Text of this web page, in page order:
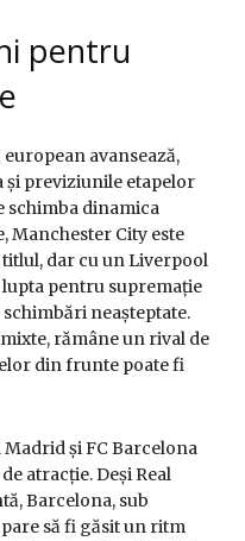
pentru
avansează,
și previziunile etapelor
schimba dinamica
Manchester City este
dar cu un Liverpool
pentru supremație
neașteptate.
rămâne un rival de
din frunte poate fi
și FC Barcelona
atracție. Deși Real
Barcelona, sub
să fi găsit un ritm